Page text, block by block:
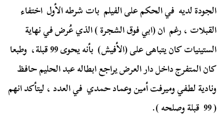
الجودة لديه في الحكم على الفيلم بات شرطه الأول اختفاء
القبلات ، رغم ان (ابي فوق الشجرة ) الذي عُرض في نهاية
الستينيات كان يتباهى على (الأفيش) بأنه يحوى 99 قبلة، وطبعا
كان المتفرج داخل دار العرض يراجع ابطاله عبد الحليم حافظ
ونادية لطفي وميرفت أمين وعماد حمدي في العدد ، ليتأكد انهم
( 99 قبلة وصلحه ).